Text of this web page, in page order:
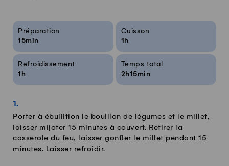
Infos sur la recette
Préparation
15min
Cuisson
1h
Refroidissement
1h
Temps total
2h15min
Porter à ébullition le bouillon de légumes et le millet,
laisser mijoter 15 minutes à couvert. Retirer la
casserole du feu, laisser gonfler le millet pendant 15
minutes. Laisser refroidir.